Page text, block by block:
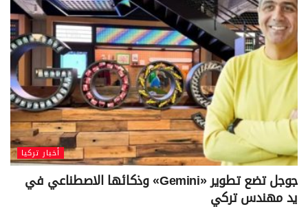
أخبار تركيا
جوجل تضع تطوير «Gemini» وذكائها الاصطناعي في
يد مهندس تركي